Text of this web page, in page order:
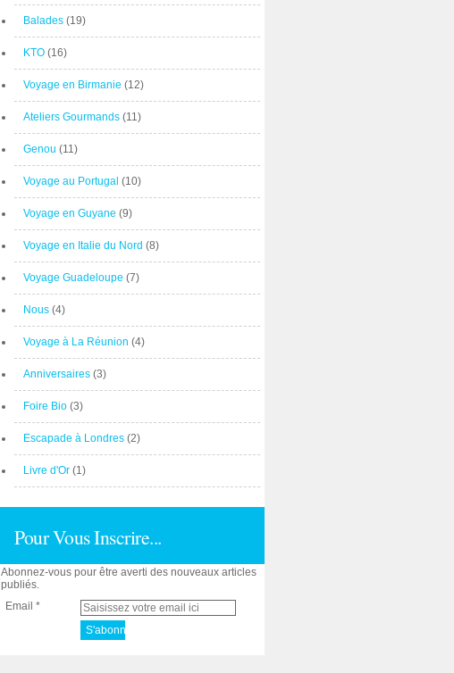
Balades (19)
KTO (16)
Voyage en Birmanie (12)
Ateliers Gourmands (11)
Genou (11)
Voyage au Portugal (10)
Voyage en Guyane (9)
Voyage en Italie du Nord (8)
Voyage Guadeloupe (7)
Nous (4)
Voyage à La Réunion (4)
Anniversaires (3)
Foire Bio (3)
Escapade à Londres (2)
Livre d'Or (1)
Pour Vous Inscrire...
Abonnez-vous pour être averti des nouveaux articles
publiés.
Email